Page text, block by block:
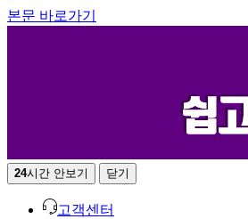
본문 바로가기
24시간 안보기 닫기
고객센터